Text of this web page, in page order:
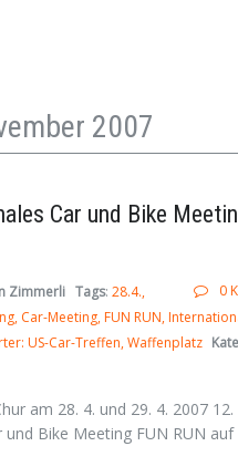
2007
Car und Bike
0
Zimmerli Tags: 28.4.
Car-Meeting FUN RUN
US-Car-Treffen Waffenplatz
am 28. 4. und 29. 4. 2007 12.
und Bike Meeting FUN RUN auf